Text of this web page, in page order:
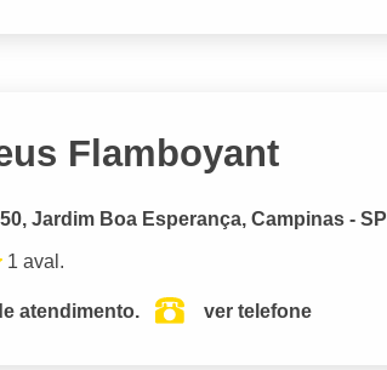
Flamboyant
Jardim Boa Esperança, Campinas - SP
1 aval.
atendimento. ver telefone